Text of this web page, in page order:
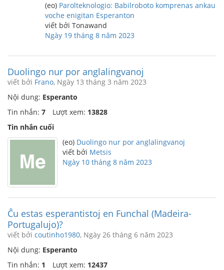
(eo) Parolteknologio: Babilroboto komprenas ankau
voche enigitan Esperanton
viết bởi Tonawand
Ngày 19 tháng 8 năm 2023
Duolingo nur por anglalingvanoj
viết bởi Frano, Ngày 13 tháng 3 năm 2023
Nội dung: Esperanto
Tin nhắn: 7 Lượt xem: 13828
Tin nhắn cuối
(eo) Duolingo nur por anglalingvanoj
viết bởi Metsis
Ngày 10 tháng 8 năm 2023
Ĉu estas esperantistoj en Funchal (Madeira-
Portugalujo)?
viết bởi coutinho1980, Ngày 26 tháng 6 năm 2023
Nội dung: Esperanto
Tin nhắn: 1 Lượt xem: 12437